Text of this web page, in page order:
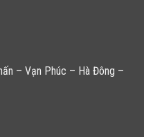
– Vạn Phúc – Hà Đông –